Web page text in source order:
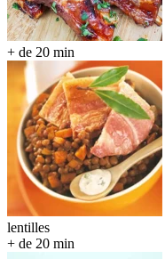
+ de 20 min
lentilles
+ de 20 min